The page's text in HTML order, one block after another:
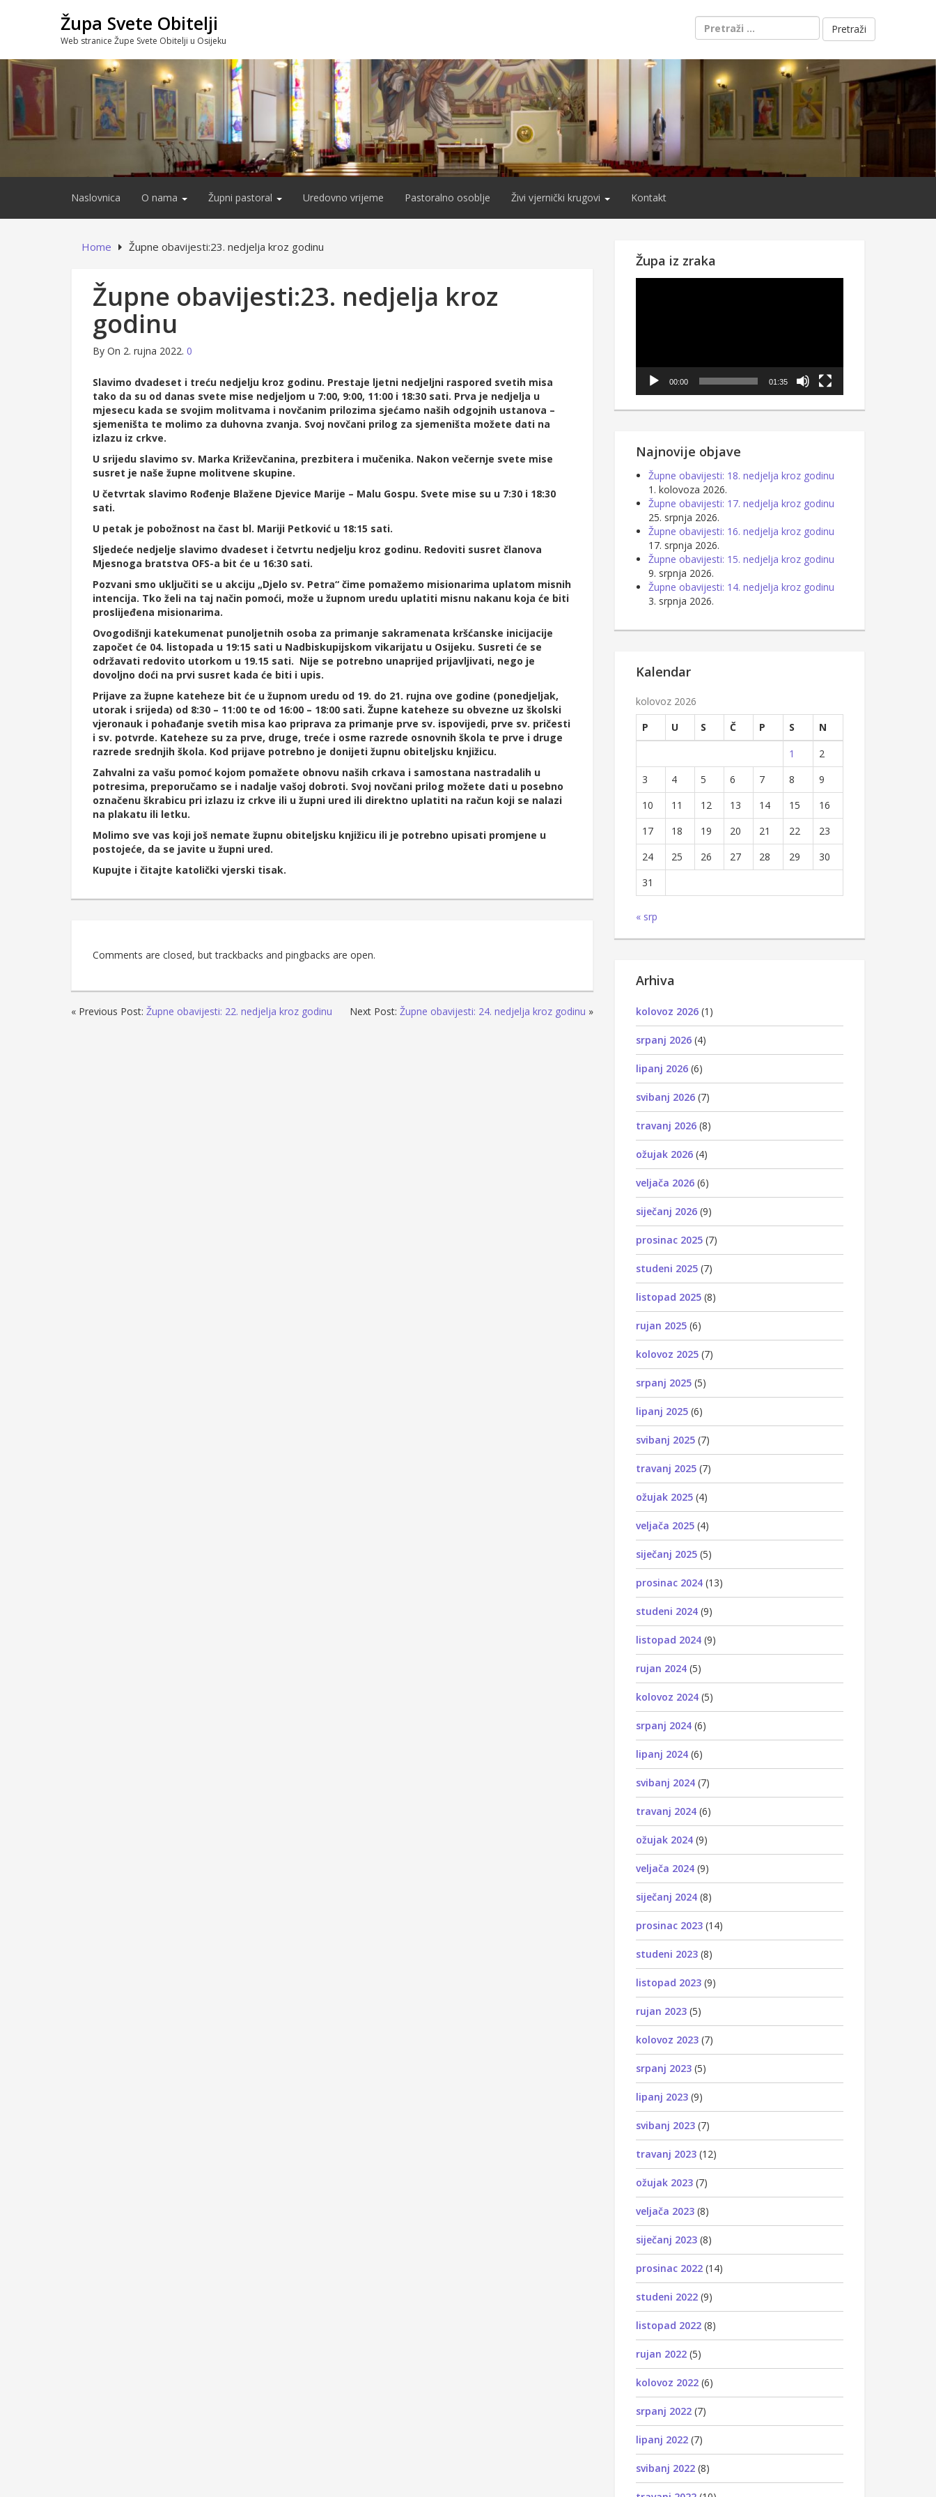
Župa Svete Obitelji
Web stranice Župe Svete Obitelji u Osijeku
Pretraži:
Naslovnica O nama Župni pastoral Uredovno vrijeme Pastoralno osoblje Živi vjernički krugovi Kontakt
Home Župne obavijesti:23. nedjelja kroz godinu
Župne obavijesti:23. nedjelja kroz
godinu
By On 2. rujna 2022. 0
Slavimo dvadeset i treću nedjelju kroz godinu. Prestaje ljetni nedjeljni raspored svetih misa
tako da su od danas svete mise nedjeljom u 7:00, 9:00, 11:00 i 18:30 sati. Prva je nedjelja u
mjesecu kada se svojim molitvama i novčanim prilozima sjećamo naših odgojnih ustanova –
sjemeništa te molimo za duhovna zvanja. Svoj novčani prilog za sjemeništa možete dati na
izlazu iz crkve.
U srijedu slavimo sv. Marka Križevčanina, prezbitera i mučenika. Nakon večernje svete mise
susret je naše župne molitvene skupine.
U četvrtak slavimo Rođenje Blažene Djevice Marije – Malu Gospu. Svete mise su u 7:30 i 18:30
sati.
U petak je pobožnost na čast bl. Mariji Petković u 18:15 sati.
Sljedeće nedjelje slavimo dvadeset i četvrtu nedjelju kroz godinu. Redoviti susret članova
Mjesnoga bratstva OFS-a bit će u 16:30 sati.
Pozvani smo uključiti se u akciju „Djelo sv. Petra“ čime pomažemo misionarima uplatom misnih
intencija. Tko želi na taj način pomoći, može u župnom uredu uplatiti misnu nakanu koja će biti
proslijeđena misionarima.
Ovogodišnji katekumenat punoljetnih osoba za primanje sakramenata kršćanske inicijacije
započet će 04. listopada u 19:15 sati u Nadbiskupijskom vikarijatu u Osijeku. Susreti će se
održavati redovito utorkom u 19.15 sati. Nije se potrebno unaprijed prijavljivati, nego je
dovoljno doći na prvi susret kada će biti i upis.
Prijave za župne kateheze bit će u župnom uredu od 19. do 21. rujna ove godine (ponedjeljak,
utorak i srijeda) od 8:30 – 11:00 te od 16:00 – 18:00 sati. Župne kateheze su obvezne uz školski
vjeronauk i pohađanje svetih misa kao priprava za primanje prve sv. ispovijedi, prve sv. pričesti
i sv. potvrde. Kateheze su za prve, druge, treće i osme razrede osnovnih škola te prve i druge
razrede srednjih škola. Kod prijave potrebno je donijeti župnu obiteljsku knjižicu.
Zahvalni za vašu pomoć kojom pomažete obnovu naših crkava i samostana nastradalih u
potresima, preporučamo se i nadalje vašoj dobroti. Svoj novčani prilog možete dati u posebno
označenu škrabicu pri izlazu iz crkve ili u župni ured ili direktno uplatiti na račun koji se nalazi
na plakatu ili letku.
Molimo sve vas koji još nemate župnu obiteljsku knjižicu ili je potrebno upisati promjene u
postojeće, da se javite u župni ured.
Kupujte i čitajte katolički vjerski tisak.
Comments are closed, but trackbacks and pingbacks are open.
« Previous Post: Župne obavijesti: 22. nedjelja kroz godinu Next Post: Župne obavijesti: 24. nedjelja kroz godinu »
Župa iz zraka
00:00 01:35
Najnovije objave
Župne obavijesti: 18. nedjelja kroz godinu
1. kolovoza 2026.
Župne obavijesti: 17. nedjelja kroz godinu
25. srpnja 2026.
Župne obavijesti: 16. nedjelja kroz godinu
17. srpnja 2026.
Župne obavijesti: 15. nedjelja kroz godinu
9. srpnja 2026.
Župne obavijesti: 14. nedjelja kroz godinu
3. srpnja 2026.
Kalendar
kolovoz 2026
P
U S Č P S
N
1
2
3
4 5 6 7 8
9
10
11 12 13 14 15
16
17
18 19 20 21 22
23
24
25 26 27 28 29
30
31
« srp
Arhiva
kolovoz 2026 (1)
srpanj 2026 (4)
lipanj 2026 (6)
svibanj 2026 (7)
travanj 2026 (8)
ožujak 2026 (4)
veljača 2026 (6)
siječanj 2026 (9)
prosinac 2025 (7)
studeni 2025 (7)
listopad 2025 (8)
rujan 2025 (6)
kolovoz 2025 (7)
srpanj 2025 (5)
lipanj 2025 (6)
svibanj 2025 (7)
travanj 2025 (7)
ožujak 2025 (4)
veljača 2025 (4)
siječanj 2025 (5)
prosinac 2024 (13)
studeni 2024 (9)
listopad 2024 (9)
rujan 2024 (5)
kolovoz 2024 (5)
srpanj 2024 (6)
lipanj 2024 (6)
svibanj 2024 (7)
travanj 2024 (6)
ožujak 2024 (9)
veljača 2024 (9)
siječanj 2024 (8)
prosinac 2023 (14)
studeni 2023 (8)
listopad 2023 (9)
rujan 2023 (5)
kolovoz 2023 (7)
srpanj 2023 (5)
lipanj 2023 (9)
svibanj 2023 (7)
travanj 2023 (12)
ožujak 2023 (7)
veljača 2023 (8)
siječanj 2023 (8)
prosinac 2022 (14)
studeni 2022 (9)
listopad 2022 (8)
rujan 2022 (5)
kolovoz 2022 (6)
srpanj 2022 (7)
lipanj 2022 (7)
svibanj 2022 (8)